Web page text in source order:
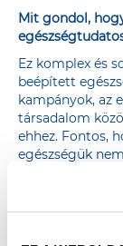
Mit gondol,
Ez komplex és
beépített
kampányok, az
társadalom
ehhez. Fontos,
egészségük
Ön mit tesz
egészségét?